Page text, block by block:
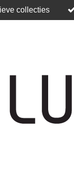
collecties